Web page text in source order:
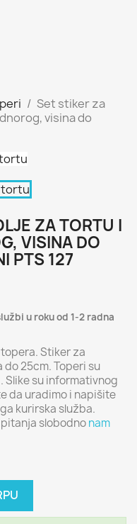
Set stiker za
visina do
ZA TORTU I
VISINA DO
PTS 127
u roku od 1-2 radna
Stiker za
25cm. Toperi su
Slike su informativnog
da uradimo i napišite
kurirska služba.
slobodnonam